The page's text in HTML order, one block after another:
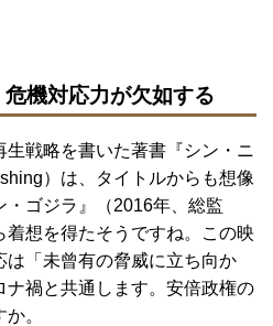
機対応力が欠如する
戦略を書いた著書『シン・ニ
）は、タイトルからも想像
・ゴジラ』（2016年、総監
想を得たそうですね。この映
「未曾有の脅威に立ち向か
ナ禍と共通します。安倍政権の
。